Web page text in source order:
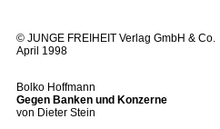
© JUNGE FREIHEIT Verlag GmbH & Co.
April 1998
Bolko Hoffmann
Gegen Banken und Konzerne
von Dieter Stein